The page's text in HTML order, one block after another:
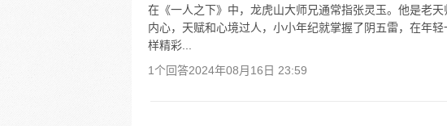
在《一人之下》中，龙虎山大师兄通常指张灵玉。他是老
内心，天赋和心境过人，小小年纪就掌握了阴五雷，在年
样精彩...
1个回答2024年08月16日 23:59